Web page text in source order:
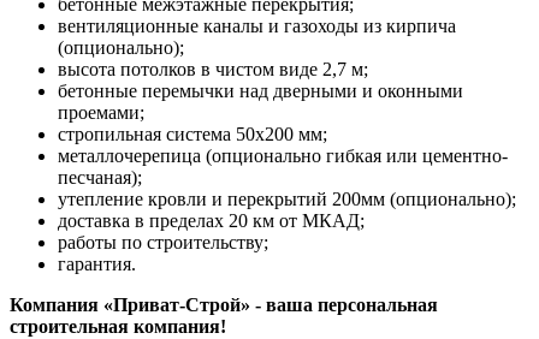
бетонные межэтажные перекрытия;
вентиляционные каналы и газоходы из кирпича
(опционально);
высота потолков в чистом виде 2,7 м;
бетонные перемычки над дверными и оконными
проемами;
стропильная система 50х200 мм;
металлочерепица (опционально гибкая или цементно-
песчаная);
утепление кровли и перекрытий 200мм (опционально);
доставка в пределах 20 км от МКАД;
работы по строительству;
гарантия.
Компания «Приват-Строй» - ваша персональная
строительная компания!